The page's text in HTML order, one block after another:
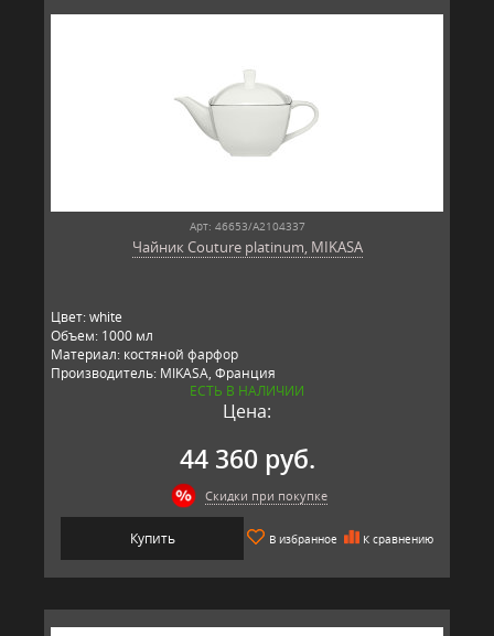
Арт: 46653/A2104337
Чайник Couture platinum, MIKASA
Цвет: white
Объем: 1000 мл
Материал: костяной фарфор
Производитель: MIKASA, Франция
ЕСТЬ В НАЛИЧИИ
Цена:
44 360 руб.
Скидки при покупке
Купить В избранное К сравнению